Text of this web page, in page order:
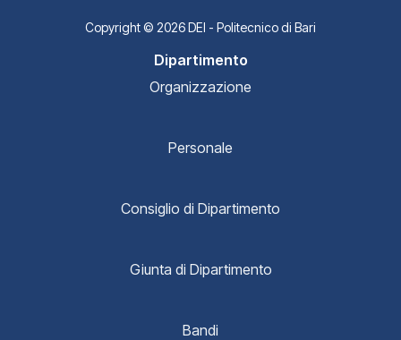
Copyright © 2026 DEI - Politecnico di Bari
Dipartimento
Organizzazione
Personale
Consiglio di Dipartimento
Giunta di Dipartimento
Bandi